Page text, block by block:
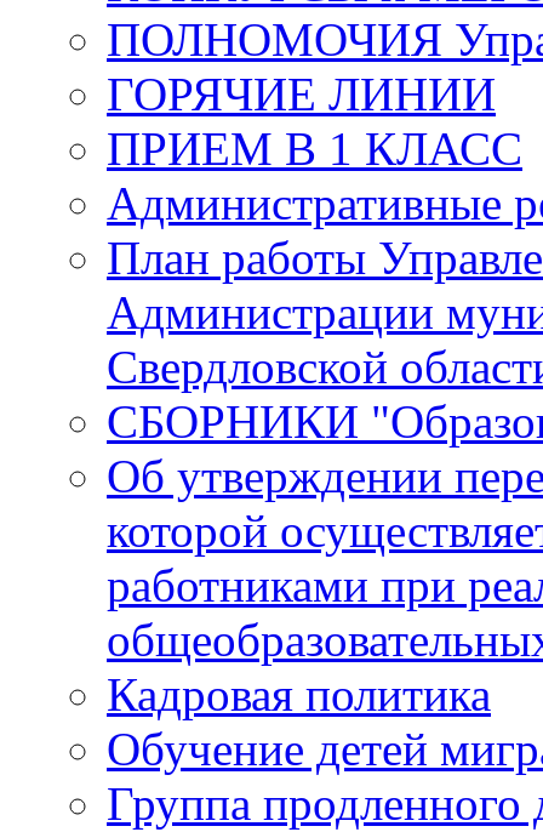
ПОЛНОМОЧИЯ
ГОРЯЧИЕ ЛИНИИ
ПРИЕМ В 1 КЛАСС
Административные
План работы
Администрации
Свердловской
СБОРНИКИ
Об утверждении
которой
работниками при
Кадровая политика
Обучение детей
Группа продленного